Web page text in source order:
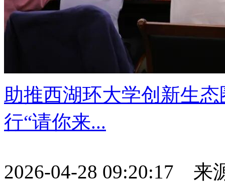
助推西湖环大学创新生
行“请你来...
2026-04-28 09:20:17 来